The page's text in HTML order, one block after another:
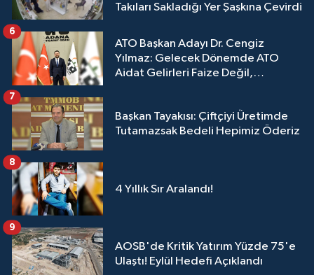
Takıları Sakladığı Yer Şaşkına Çevirdi
ATO Başkan Adayı Dr. Cengiz
Yılmaz: Gelecek Dönemde ATO
Aidat Gelirleri Faize Değil,
6
Başkan Tayakısı: Çiftçiyi Üretimde
Tutamazsak Bedeli Hepimiz Öderiz
7
4 Yıllık Sır Aralandı!
8
AOSB'de Kritik Yatırım Yüzde 75'e
Ulaştı! Eylül Hedefi Açıklandı
9